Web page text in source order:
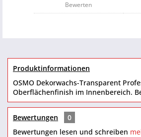
Bewerten
Produktinformationen
OSMO Dekorwachs-Transparent
Oberflächenfinish im Innenbereich.
Bewertungen
0
Bewertungen lesen und schreiben